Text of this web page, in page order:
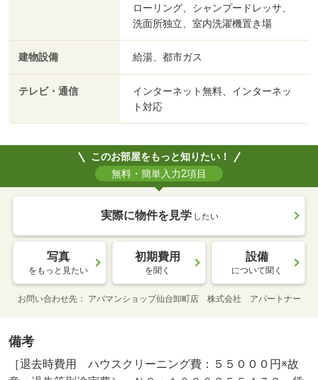
ローリング、シャンプードレッサ、
洗面所独立、室内洗濯機置き場
建物設備 給湯、都市ガス
テレビ・通信
インターネット無料、インターネッ
ト対応
このお部屋をもっと知りたい！
無料・簡単入力2項目
実際に物件を見学 したい
写真
をもっと見たい
初期費用
を聞く
設備
について聞く
お問い合わせ先 アパマンショップ仙台卸町店 株式会社 アパートナー
備考
［退去時費用 ハウスクリーニング費：５５０００円※故